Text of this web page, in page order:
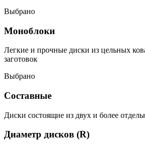
Выбрано
Моноблоки
Легкие и прочные диски из цельных
заготовок
Выбрано
Составные
Диски состоящие из двух и более
Диаметр дисков (R)